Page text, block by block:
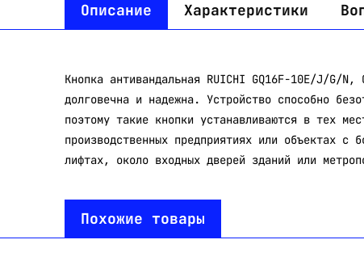
Описание Характеристики
Кнопка антивандальная RUICHI GQ16F-10E/J/G/
долговечна и надежна. Устройство способно
поэтому такие кнопки устанавливаются в тех
производственных предприятиях или объектах с
лифтах, около входных дверей зданий или
Похожие товары